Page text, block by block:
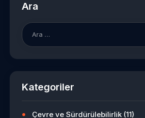
Ara
Arama:
Kategoriler
Çevre ve Sürdürülebilirlik (11)